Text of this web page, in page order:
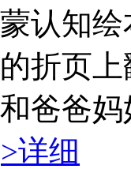
认知
折页
爸爸
>详细